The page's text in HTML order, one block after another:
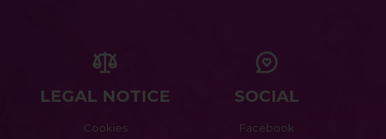
LEGAL NOTICE
Cookies
SOCIAL
Facebook